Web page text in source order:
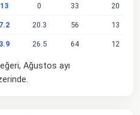
13 0 33 20
7.2 20.3 56 13
3.9 26.5 64 12
Ağustos ayı